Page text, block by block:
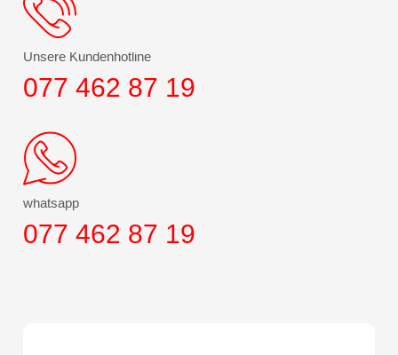
Unsere Kundenhotline
077 462 87 19
whatsapp
077 462 87 19